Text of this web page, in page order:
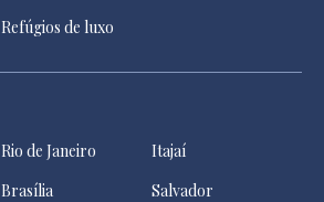
Refúgios de luxo
Rio de Janeiro
Itajaí
Brasília Salvador